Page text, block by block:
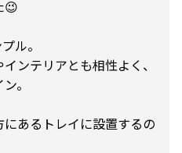
😉
ル。
ンテリアとも相性よく、
。
あるトレイに設置するの